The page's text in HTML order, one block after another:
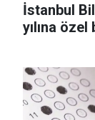
İstanbul
yılına özel